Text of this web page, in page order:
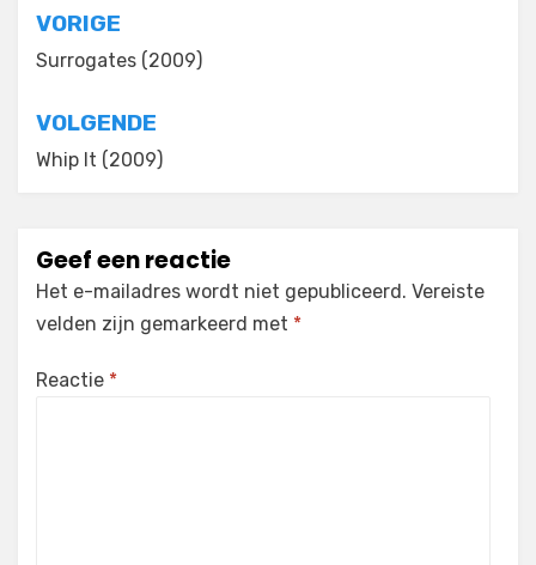
Bericht
navigatie
VORIGE
Surrogates (2009)
VOLGENDE
Whip It (2009)
Geef een reactie
Het e-mailadres wordt niet gepubliceerd. Vereiste
velden zijn gemarkeerd met *
Reactie *